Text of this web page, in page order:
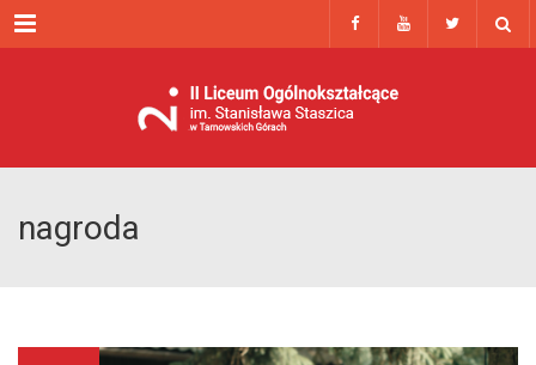
Menu
nagroda